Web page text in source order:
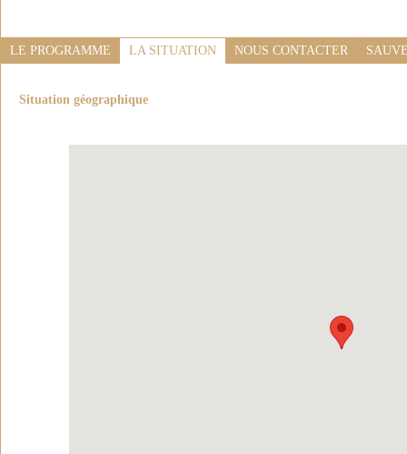
LE PROGRAMME LA SITUATION NOUS CONTACTER
Situation géographique